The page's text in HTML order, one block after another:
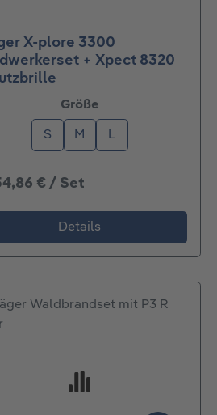
X-plore 3300
+ Xpect 8320
Größeauswählen
S M L
€ / Set
Details